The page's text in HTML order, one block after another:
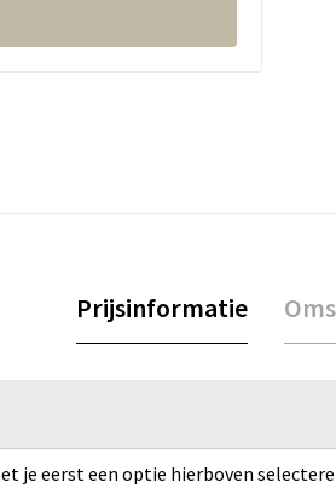
Prijsinformatie
je eerst een optie hierboven